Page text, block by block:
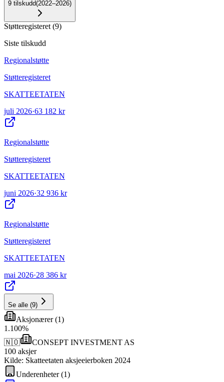
9 tilskudd(2022–2026)
Støtteregisteret (9)
Siste tilskudd
Regionalstøtte
Støtteregisteret
SKATTEETATEN
juli 2026·63 182 kr
Regionalstøtte
Støtteregisteret
SKATTEETATEN
juni 2026·32 936 kr
Regionalstøtte
Støtteregisteret
SKATTEETATEN
mai 2026·28 386 kr
Se alle (9)
Aksjonærer(1)
1 .100%
🇳🇴
CONSEPT INVESTMENT AS
100 aksjer
Kilde: Skatteetaten aksjeeierboken 2024
Underenheter(1)